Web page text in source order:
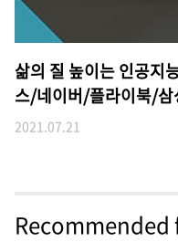
삶의 질 높이는 인공지
스/네이버/플라이북/삼
2021.07.21
Recommended